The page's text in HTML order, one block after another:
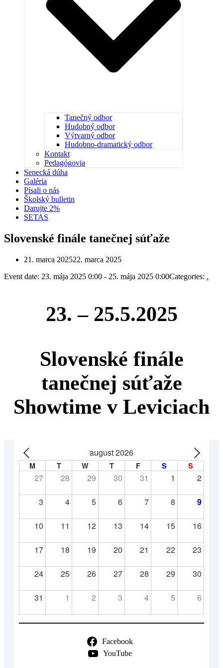
Tanečný odbor
Hudobný odbor
Výtvarný odbor
Hudobno-dramatický odbor
Kontakt
Pedagógovia
Senecká dúha
Galéria
Písali o nás
Školský bulletin
Darujte 2%
SETAS
Slovenské finále tanečnej súťaže
21. marca 202522. marca 2025
Event date: 23. mája 2025 0:00 - 25. mája 2025 0:00Categories: .
23. – 25.5.2025
Slovenské finále
tanečnej súťaže
Showtime v Leviciach
august 2026
M T W T F S S
27 28 29 30 31 1 2
3 4 5 6 7 8 9
10 11 12 13 14 15 16
17 18 19 20 21 22 23
24 25 26 27 28 29 30
31 1 2 3 4 5 6
Facebook
YouTube